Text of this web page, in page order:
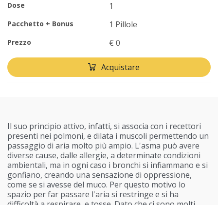
Dose 1
Pacchetto + Bonus 1 Pillole
Prezzo € 0
Acquistare
Il suo principio attivo, infatti, si associa con i recettori
presenti nei polmoni, e dilata i muscoli permettendo un
passaggio di aria molto più ampio. L'asma può avere
diverse cause, dalle allergie, a determinate condizioni
ambientali, ma in ogni caso i bronchi si infiammano e si
gonfiano, creando una sensazione di oppressione,
come se si avesse del muco. Per questo motivo lo
spazio per far passare l'aria si restringe e si ha